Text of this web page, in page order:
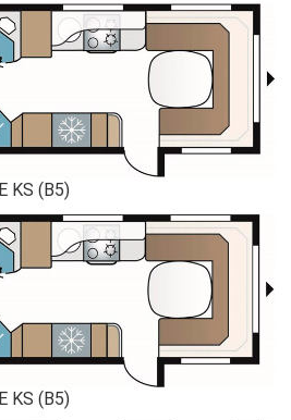
KS (B5)
KS (B5)